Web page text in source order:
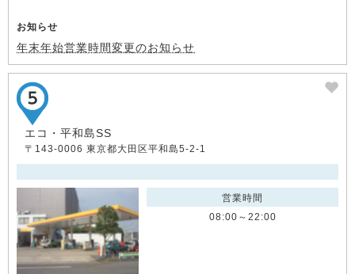
お知らせ
年末年始営業時間変更のお知らせ
エコ・平和島SS
〒143-0006 東京都大田区平和島5-2-1
営業時間
08:00～22:00